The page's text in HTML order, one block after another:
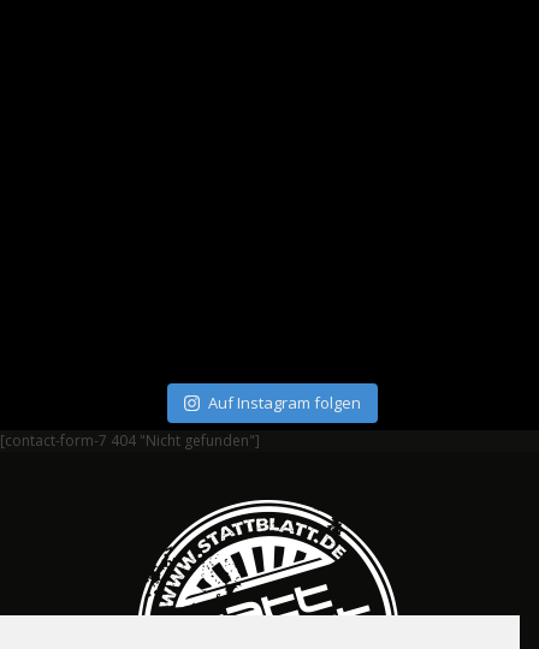
Auf Instagram folgen
[contact-form-7 404 "Nicht gefunden"]